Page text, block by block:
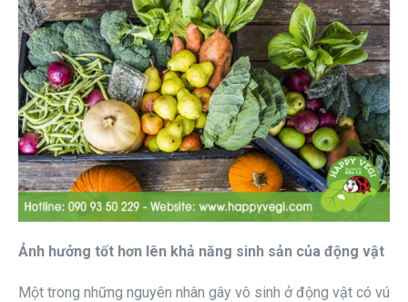
Ảnh hưởng tốt hơn lên khả năng sinh sản của động vật
Một trong những nguyên nhân gây vô sinh ở động vật có vú